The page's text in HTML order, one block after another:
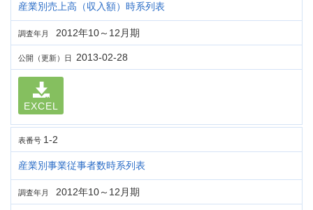
産業別売上高（収入額）時系列表
調査年月 2012年10～12月期
公開（更新）日 2013-02-28
EXCEL
表番号 1-2
産業別事業従事者数時系列表
調査年月 2012年10～12月期